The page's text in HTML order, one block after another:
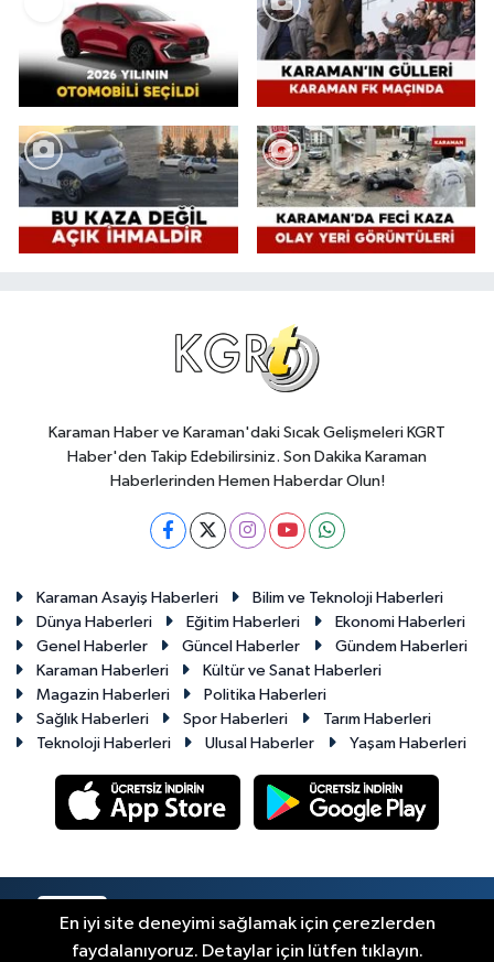
Karaman Haber ve Karaman'daki Sıcak Gelişmeleri KGRT
Haber'den Takip Edebilirsiniz. Son Dakika Karaman
Haberlerinden Hemen Haberdar Olun!
Karaman Asayiş Haberleri
Bilim ve Teknoloji Haberleri
Dünya Haberleri
Eğitim Haberleri
Ekonomi Haberleri
Genel Haberler
Güncel Haberler
Gündem Haberleri
Karaman Haberleri
Kültür ve Sanat Haberleri
Magazin Haberleri
Politika Haberleri
Sağlık Haberleri
Spor Haberleri
Tarım Haberleri
Teknoloji Haberleri
Ulusal Haberler Yaşam Haberleri
En iyi site deneyimi sağlamak için çerezlerden
faydalanıyoruz. Detaylar için lütfen tıklayın.